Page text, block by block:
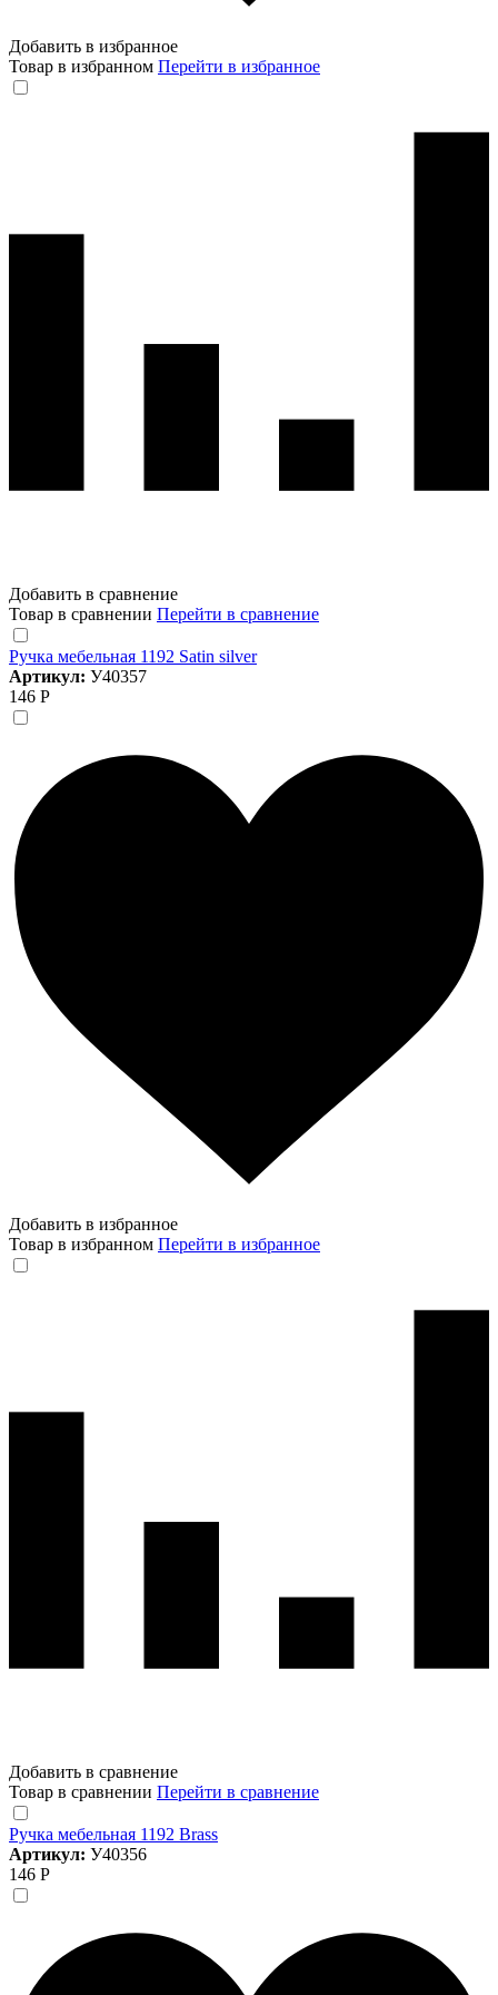
Добавить в избранное
Товар в избранном Перейти в избранное
Добавить в сравнение
Товар в сравнении Перейти в сравнение
Ручка мебельная 1192 Satin silver
Артикул: У40357
146 Р
Добавить в избранное
Товар в избранном Перейти в избранное
Добавить в сравнение
Товар в сравнении Перейти в сравнение
Ручка мебельная 1192 Brass
Артикул: У40356
146 Р